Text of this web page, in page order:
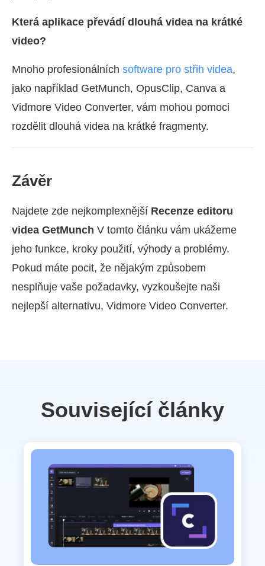
Která aplikace převádí dlouhá videa na krátké
video?
Mnoho profesionálních software pro střih videa,
jako například GetMunch, OpusClip, Canva a
Vidmore Video Converter, vám mohou pomoci
rozdělit dlouhá videa na krátké fragmenty.
Závěr
Najdete zde nejkomplexnější Recenze editoru
videa GetMunch V tomto článku vám ukážeme
jeho funkce, kroky použití, výhody a problémy.
Pokud máte pocit, že nějakým způsobem
nesplňuje vaše požadavky, vyzkoušejte naši
nejlepší alternativu, Vidmore Video Converter.
Související články